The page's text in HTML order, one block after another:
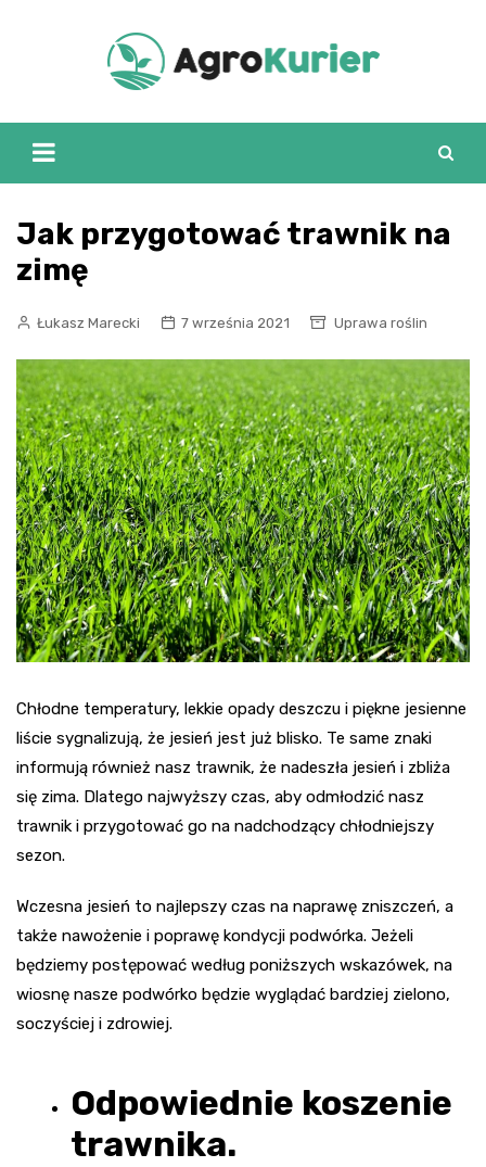
Jak przygotować trawnik na
zimę
Łukasz Marecki 7 września 2021 Uprawa roślin
Chłodne temperatury, lekkie opady deszczu i piękne jesienne
liście sygnalizują, że jesień jest już blisko. Te same znaki
informują również nasz trawnik, że nadeszła jesień i zbliża
się zima. Dlatego najwyższy czas, aby odmłodzić nasz
trawnik i przygotować go na nadchodzący chłodniejszy
sezon.
Wczesna jesień to najlepszy czas na naprawę zniszczeń, a
także nawożenie i poprawę kondycji podwórka. Jeżeli
będziemy postępować według poniższych wskazówek, na
wiosnę nasze podwórko będzie wyglądać bardziej zielono,
soczyściej i zdrowiej.
Odpowiednie koszenie
trawnika.